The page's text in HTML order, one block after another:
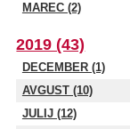
MAREC (2)
2019 (43)
DECEMBER (1)
AVGUST (10)
JULIJ (12)